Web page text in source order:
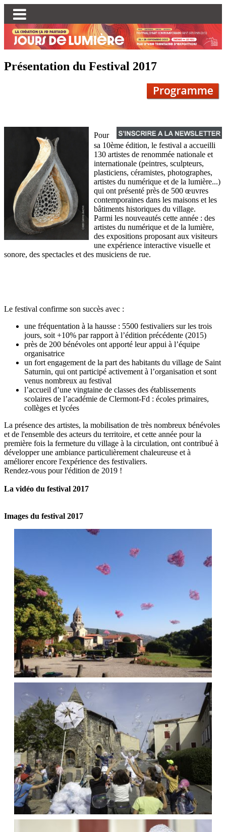
Présentation du Festival 2017
Pour
sa 10ème édition, le festival a accueilli
130 artistes de renommée nationale et
internationale (peintres, sculpteurs,
plasticiens, céramistes, photographes,
artistes du numérique et de la lumière...)
qui ont présenté près de 500 œuvres
contemporaines dans les maisons et les
bâtiments historiques du village.
Parmi les nouveautés cette année : des
artistes du numérique et de la lumière,
des expositions proposant aux visiteurs
une expérience interactive visuelle et
sonore, des spectacles et des musiciens de rue.
Le festival confirme son succès avec :
une fréquentation à la hausse : 5500 festivaliers sur les trois
jours, soit +10% par rapport à l’édition précédente (2015)
près de 200 bénévoles ont apporté leur appui à l’équipe
organisatrice
un fort engagement de la part des habitants du village de Saint
Saturnin, qui ont participé activement à l’organisation et sont
venus nombreux au festival
l’accueil d’une vingtaine de classes des établissements
scolaires de l’académie de Clermont-Fd : écoles primaires,
collèges et lycées
La présence des artistes, la mobilisation de très nombreux bénévoles
et de l'ensemble des acteurs du territoire, et cette année pour la
première fois la fermeture du village à la circulation, ont contribué à
développer une ambiance particulièrement chaleureuse et à
améliorer encore l'expérience des festivaliers.
Rendez-vous pour l'édition de 2019 !
La vidéo du festival 2017
Images du festival 2017